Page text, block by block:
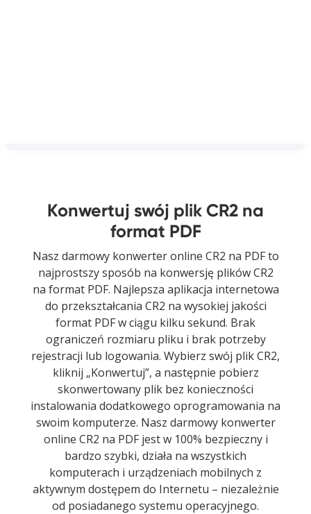
Konwertuj swój plik CR2 na
format PDF
Nasz darmowy konwerter online CR2 na PDF to
najprostszy sposób na konwersję plików CR2
na format PDF. Najlepsza aplikacja internetowa
do przekształcania CR2 na wysokiej jakości
format PDF w ciągu kilku sekund. Brak
ograniczeń rozmiaru pliku i brak potrzeby
rejestracji lub logowania. Wybierz swój plik CR2,
kliknij „Konwertuj”, a następnie pobierz
skonwertowany plik bez konieczności
instalowania dodatkowego oprogramowania na
swoim komputerze. Nasz darmowy konwerter
online CR2 na PDF jest w 100% bezpieczny i
bardzo szybki, działa na wszystkich
komputerach i urządzeniach mobilnych z
aktywnym dostępem do Internetu – niezależnie
od posiadanego systemu operacyjnego.